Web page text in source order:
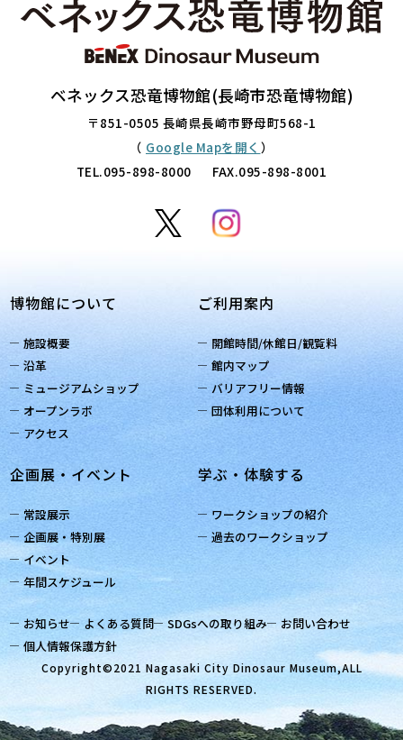
ベネックス恐竜博物館(長崎市恐竜博物館)
〒851-0505 長崎県長崎市野母町568-1
（ Google Mapを開く ）
TEL.095-898-8000 FAX.095-898-8001
博物館について
施設概要
沿革
ミュージアムショップ
オープンラボ
アクセス
ご利用案内
開館時間/休館日/観覧料
館内マップ
バリアフリー情報
団体利用について
企画展・イベント
常設展示
企画展・特別展
イベント
年間スケジュール
学ぶ・体験する
ワークショップの紹介
過去のワークショップ
お知らせ よくある質問 SDGsへの取り組み
お問い合わせ
個人情報保護方針
Copyright©2021 Nagasaki City Dinosaur Museum,ALL
RIGHTS RESERVED.